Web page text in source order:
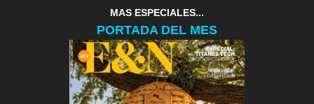
MAS ESPECIALES...
PORTADA DEL MES